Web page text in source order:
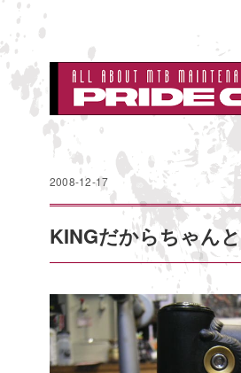
2008-12-17
KINGだからちゃん